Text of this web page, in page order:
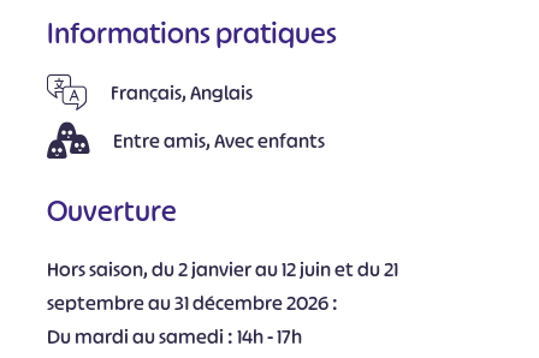
Informations pratiques
Français, Anglais
Entre amis, Avec enfants
Ouverture
Hors saison, du 2 janvier au 12 juin et du 21
septembre au 31 décembre 2026 :
Du mardi au samedi : 14h - 17h